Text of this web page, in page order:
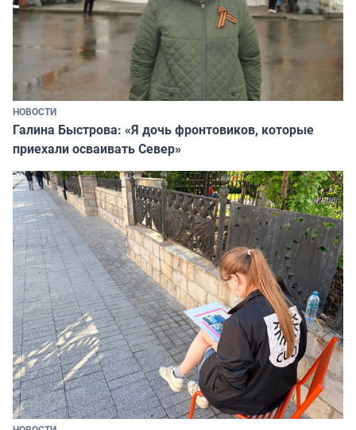
НОВОСТИ
Галина Быстрова: «Я дочь фронтовиков, которые
приехали осваивать Север»